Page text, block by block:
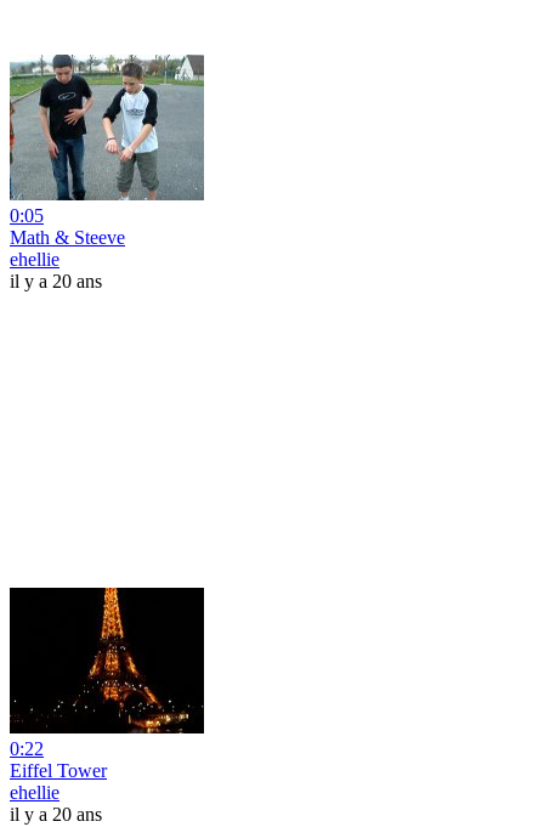
0:05
Math & Steeve
ehellie
il y a 20 ans
0:22
Eiffel Tower
ehellie
il y a 20 ans